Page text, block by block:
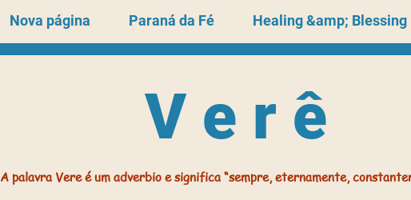
Nova página Paraná da Fé Healing &amp; Blessing
V e r ê
A palavra Vere é um adverbio e significa “sempre, eternamente,